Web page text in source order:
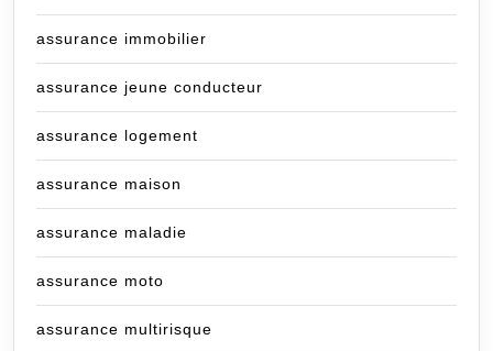
assurance immobilier
assurance jeune conducteur
assurance logement
assurance maison
assurance maladie
assurance moto
assurance multirisque